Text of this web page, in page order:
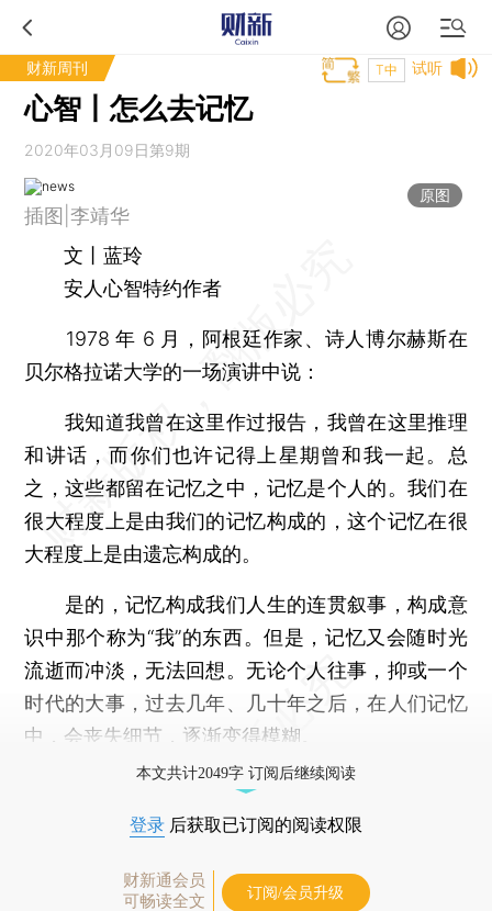
财新周刊 试听
T中
心智丨怎么去记忆
2020年03月09日第9期
原图
插图|李靖华
文丨蓝玲
安人心智特约作者
1978 年 6 月，阿根廷作家、诗人博尔赫斯在
贝尔格拉诺大学的一场演讲中说：
我知道我曾在这里作过报告，我曾在这里推理
和讲话，而你们也许记得上星期曾和我一起。总
之，这些都留在记忆之中，记忆是个人的。我们在
很大程度上是由我们的记忆构成的，这个记忆在很
大程度上是由遗忘构成的。
是的，记忆构成我们人生的连贯叙事，构成意
识中那个称为“我”的东西。但是，记忆又会随时光
流逝而冲淡，无法回想。无论个人往事，抑或一个
时代的大事，过去几年、几十年之后，在人们记忆
中，会丧失细节，逐渐变得模糊。
本文共计2049字 订阅后继续阅读
登录 后获取已订阅的阅读权限
财新通会员
可畅读全文
订阅/会员升级